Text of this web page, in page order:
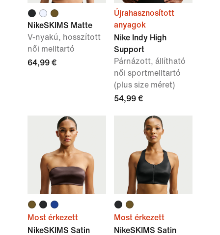
NikeSKIMS Matte
V-nyakú, hosszított
női melltartó
64,99 €
Újrahasznosított
anyagok
Nike Indy High
Support
Párnázott, állítható
női sportmelltartó
(plus size méret)
54,99 €
Most érkezett
NikeSKIMS Satin
Most érkezett
NikeSKIMS Satin